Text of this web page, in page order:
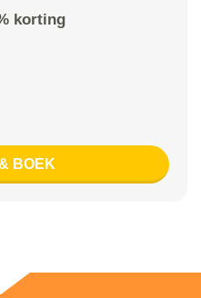
korting
BOEK